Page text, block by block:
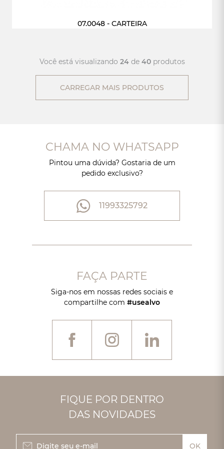
07.0048 - CARTEIRA
Você está visualizando 24de 40produtos
CARREGAR MAIS PRODUTOS
CHAMA NO WHATSAPP
Pintou uma dúvida? Gostaria de um
pedido exclusivo?
11993325792
FAÇA PARTE
Siga-nos em nossas redes sociais e
compartilhe com #usealvo
FIQUE POR DENTRO
DAS NOVIDADES